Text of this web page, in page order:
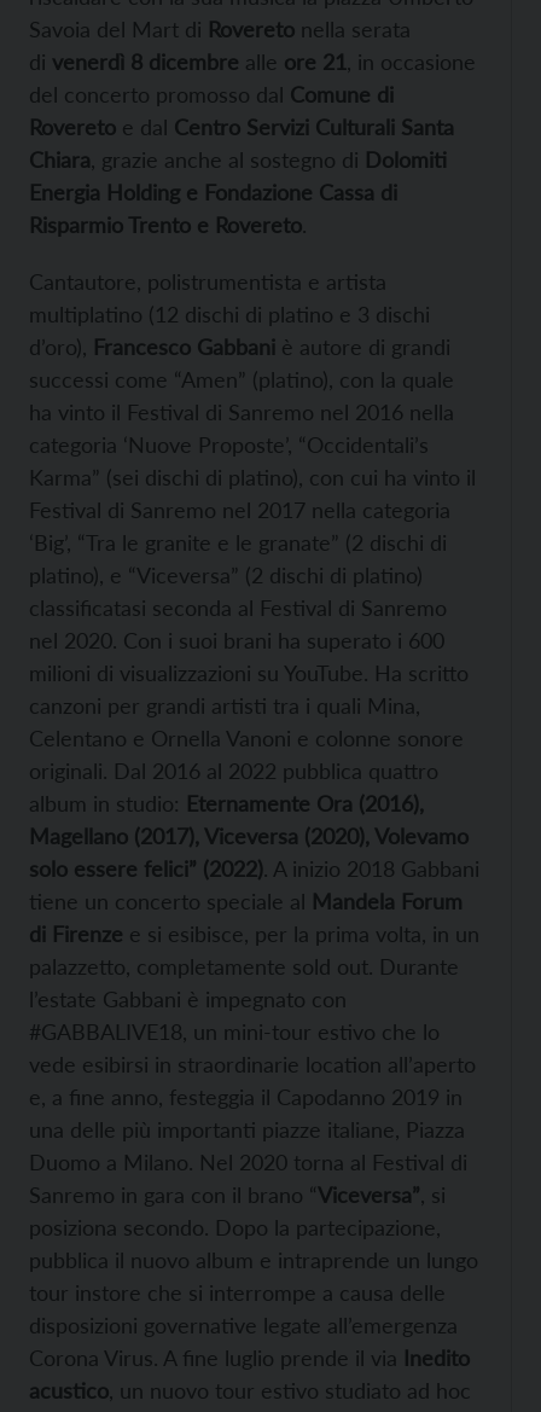
Savoia del Mart di Rovereto nella serata
di venerdì 8 dicembre alle ore 21 , in occasione
del concerto promosso dal Comune di
Rovereto e dal Centro Servizi Culturali Santa
Chiara , grazie anche al sostegno di Dolomiti
Energia Holding e Fondazione Cassa di
Risparmio Trento e Rovereto.
Cantautore, polistrumentista e artista
multiplatino (12 dischi di platino e 3 dischi
d’oro), Francesco Gabbani è autore di grandi
successi come “Amen” (platino), con la quale
ha vinto il Festival di Sanremo nel 2016 nella
categoria ‘Nuove Proposte’, “Occidentali’s
Karma” (sei dischi di platino), con cui ha vinto il
Festival di Sanremo nel 2017 nella categoria
‘Big’, “Tra le granite e le granate” (2 dischi di
platino), e “Viceversa” (2 dischi di platino)
classificatasi seconda al Festival di Sanremo
nel 2020. Con i suoi brani ha superato i 600
milioni di visualizzazioni su YouTube. Ha scritto
canzoni per grandi artisti tra i quali Mina,
Celentano e Ornella Vanoni e colonne sonore
originali. Dal 2016 al 2022 pubblica quattro
album in studio: Eternamente Ora (2016),
Magellano (2017), Viceversa (2020), Volevamo
solo essere felici” (2022). A inizio 2018 Gabbani
tiene un concerto speciale al Mandela Forum
di Firenze e si esibisce, per la prima volta, in un
palazzetto, completamente sold out. Durante
l’estate Gabbani è impegnato con
#GABBALIVE18, un mini-tour estivo che lo
vede esibirsi in straordinarie location all’aperto
e, a fine anno, festeggia il Capodanno 2019 in
una delle più importanti piazze italiane, Piazza
Duomo a Milano. Nel 2020 torna al Festival di
Sanremo in gara con il brano “Viceversa” , si
posiziona secondo. Dopo la partecipazione,
pubblica il nuovo album e intraprende un lungo
tour instore che si interrompe a causa delle
disposizioni governative legate all’emergenza
Corona Virus. A fine luglio prende il via Inedito
acustico , un nuovo tour estivo studiato ad hoc